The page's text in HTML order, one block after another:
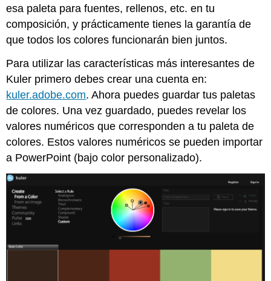
esa paleta para fuentes, rellenos, etc. en tu
composición, y prácticamente tienes la garantía de
que todos los colores funcionarán bien juntos.
Para utilizar las características más interesantes de
Kuler primero debes crear una cuenta en:
kuler.adobe.com. Ahora puedes guardar tus paletas
de colores. Una vez guardado, puedes revelar los
valores numéricos que corresponden a tu paleta de
colores. Estos valores numéricos se pueden importar
a PowerPoint (bajo color personalizado).